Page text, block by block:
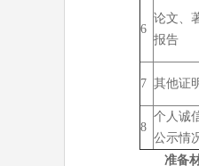
6
论文、
报告
7 其他证
8
个人诚
公示情
准备